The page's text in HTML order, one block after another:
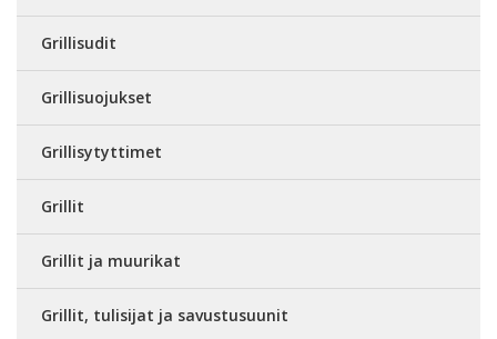
Grillisudit
Grillisuojukset
Grillisytyttimet
Grillit
Grillit ja muurikat
Grillit, tulisijat ja savustusuunit